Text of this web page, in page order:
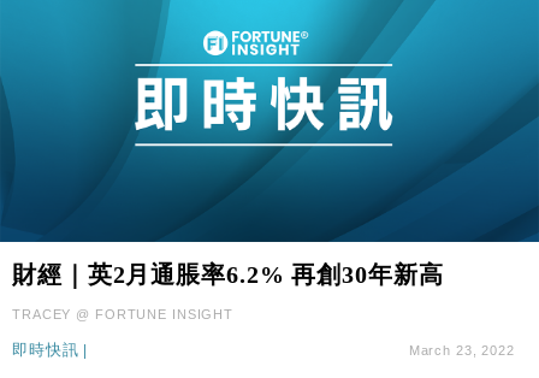
財經｜英2月通脹率6.2% 再創30年新高
TRACEY @ FORTUNE INSIGHT
即時快訊 March 23, 2022